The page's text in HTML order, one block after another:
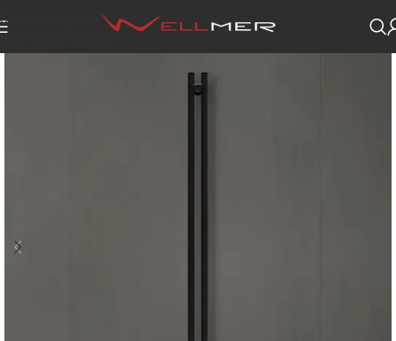
Skip to navigation